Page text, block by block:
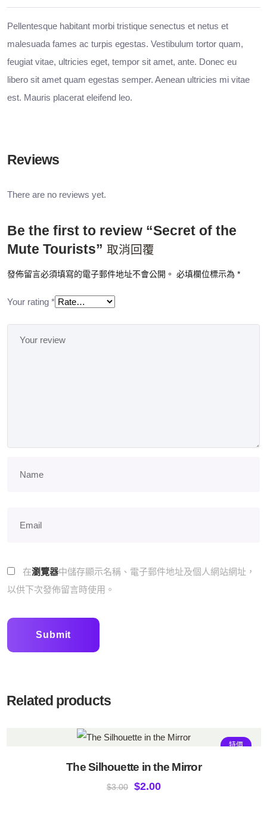
Pellentesque habitant morbi tristique senectus et netus et
malesuada fames ac turpis egestas. Vestibulum tortor quam,
feugiat vitae, ultricies eget, tempor sit amet, ante. Donec eu
libero sit amet quam egestas semper. Aenean ultricies mi vitae
est. Mauris placerat eleifend leo.
Reviews
There are no reviews yet.
Be the first to review “Secret of the
Mute Tourists”取消回覆
發佈留言必須填寫的電子郵件地址不會公開。 必填欄位標示為*
Your rating*
在瀏覽器中儲存顯示名稱、電子郵件地址及個人網站網址，
以供下次發佈留言時使用。
Related products
特價
The Silhouette in the Mirror
$3.00 $2.00